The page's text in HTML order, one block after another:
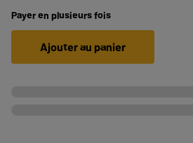
Payer en plusieurs fois
Ajouter au panier